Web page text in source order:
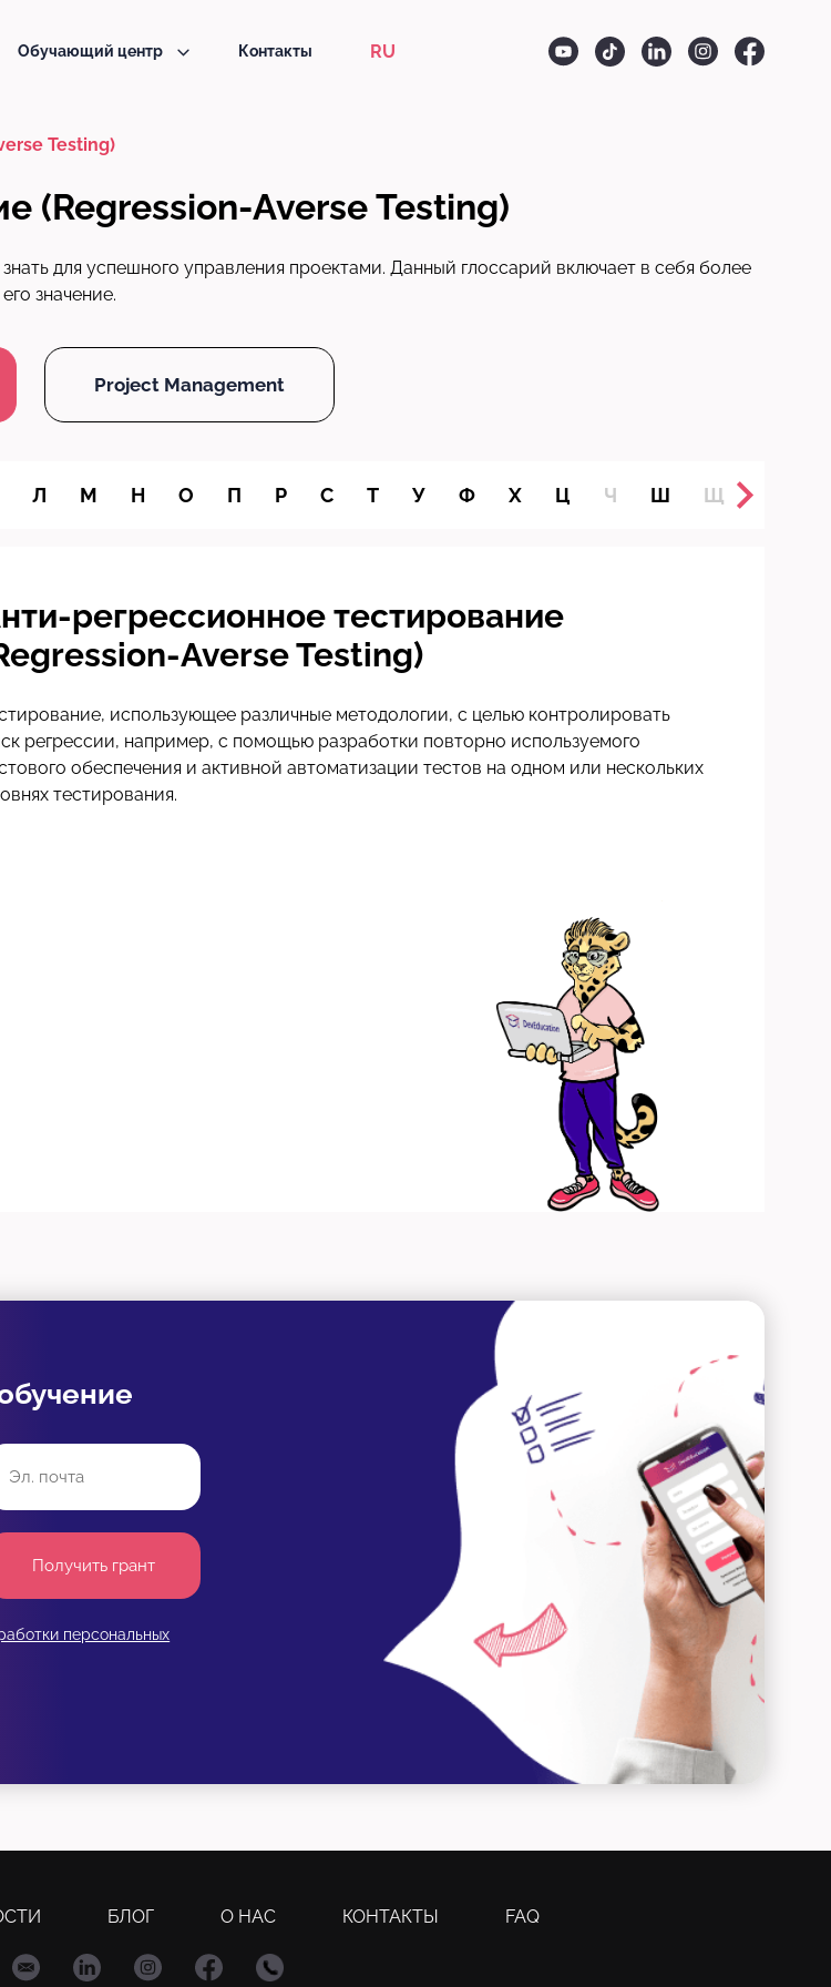
Обучающий центр Контакты RU
Testing)
(Regression-Averse Testing)
для успешного управления проектами. Данный глоссарий включает в себя более
значение.
Project Management
Л М Н О П Р С Т У Ф Х Ц Ч Ш Щ
регрессионное тестирование
Averse Testing)
использующее различные методологии, с целью контролировать
регрессии, например, с помощью разработки повторно используемого
обеспечения и активной автоматизации тестов на одном или нескольких
тестирования.
персональных
Получить грант
БЛОГ О НАС КОНТАКТЫ FAQ